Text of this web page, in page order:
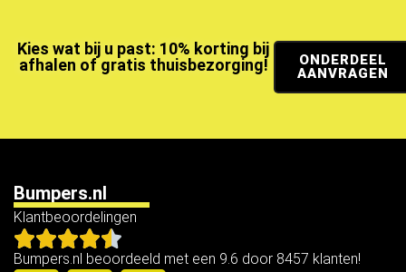
Kies wat bij u past: 10% korting bij
afhalen of gratis thuisbezorging!
ONDERDEEL
AANVRAGEN
Bumpers.nl
Klantbeoordelingen
Bumpers.nl beoordeeld met een 9.6 door 8457 klanten!